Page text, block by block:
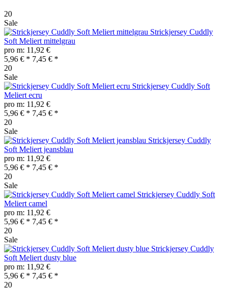
20
Sale
Strickjersey Cuddly
Soft Meliert mittelgrau
pro m: 11,92 €
5,96 € * 7,45 € *
20
Sale
Strickjersey Cuddly Soft
Meliert ecru
pro m: 11,92 €
5,96 € * 7,45 € *
20
Sale
Strickjersey Cuddly
Soft Meliert jeansblau
pro m: 11,92 €
5,96 € * 7,45 € *
20
Sale
Strickjersey Cuddly Soft
Meliert camel
pro m: 11,92 €
5,96 € * 7,45 € *
20
Sale
Strickjersey Cuddly
Soft Meliert dusty blue
pro m: 11,92 €
5,96 € * 7,45 € *
20